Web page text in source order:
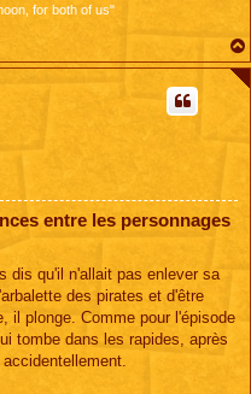
for both of us"
entre les personnages
dis qu'il n'allait pas enlever sa
des pirates et d'être
il plonge. Comme pour l'épisode
tombe dans les rapides, après